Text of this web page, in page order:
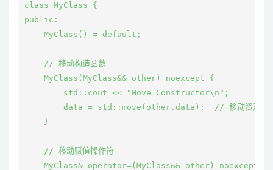
class MyClass {
public:
    MyClass() = default;
    // 移动构造函数
    MyClass(MyClass&& other) noexcept {
        std::cout << "Move Constructor\n";
        data = std::move(other.data);  // 移动资源
    }
    // 移动赋值操作符
    MyClass& operator=(MyClass&& other) noexcept {